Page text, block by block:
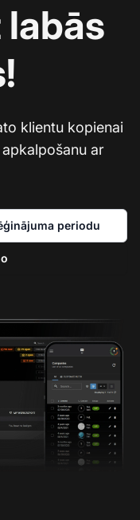
klientu kopienai
ar
periodu